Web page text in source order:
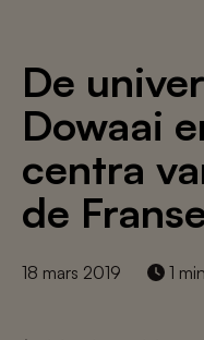
De
Dowaai
centra
de
18 mars 2019 1